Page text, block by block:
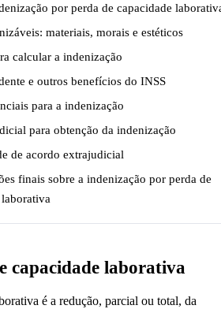
por perda de capacidade
materiais, morais e estéticos
calcular a indenização
e outros benefícios do INSS
para a indenização
para obtenção da indenização
de acordo extrajudicial
finais sobre a indenização por perda de
capacidade laborativa
é a redução, parcial ou total, da